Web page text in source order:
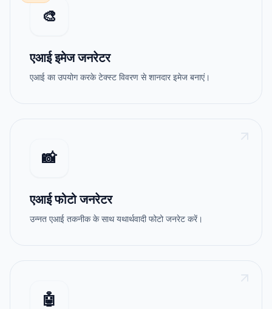
🎨
एआई इमेज जनरेटर
एआई का उपयोग करके टेक्स्ट विवरण से शानदार इमेज बनाएं।
📸
एआई फोटो जनरेटर
उन्नत एआई तकनीक के साथ यथार्थवादी फोटो जनरेट करें।
🤖